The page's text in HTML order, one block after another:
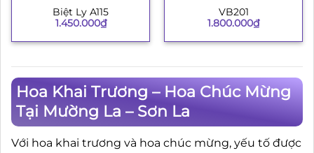
Biệt Ly A115
1.450.000₫
VB201
1.800.000₫
Hoa Khai Trương – Hoa Chúc Mừng
Tại Mường La – Sơn La
Với hoa khai trương và hoa chúc mừng, yếu tố được